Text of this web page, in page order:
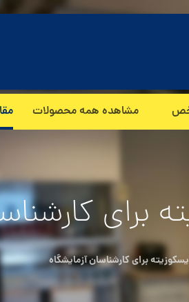
مشاهده همه محصولات
برای
برای کارشناسان آزمایشگاه